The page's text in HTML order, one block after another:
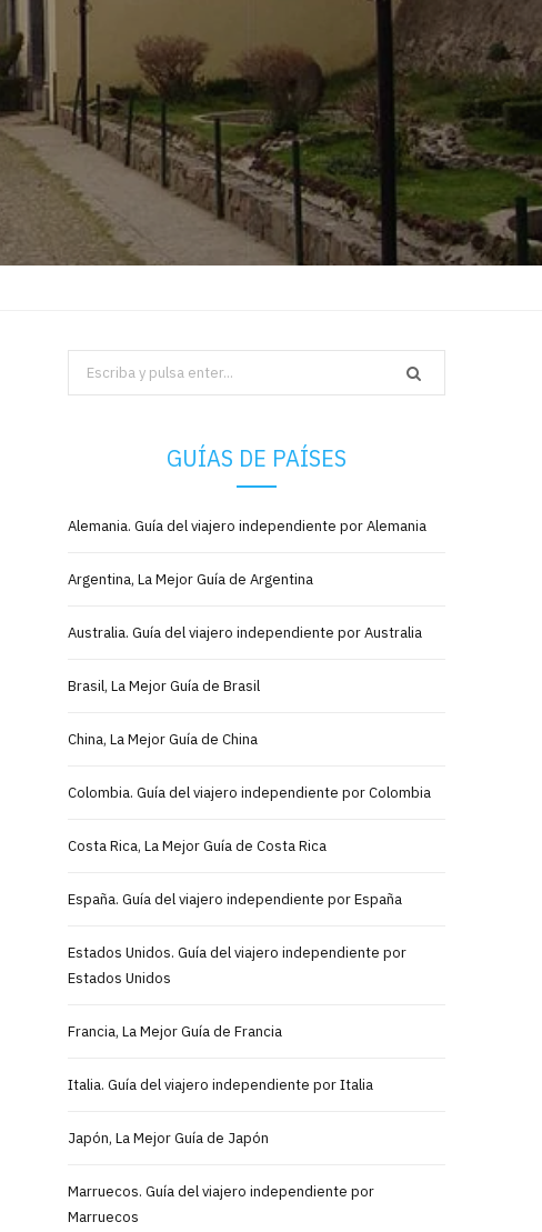
Search
for:
GUÍAS DE PAÍSES
Alemania. Guía del viajero independiente por Alemania
Argentina, La Mejor Guía de Argentina
Australia. Guía del viajero independiente por Australia
Brasil, La Mejor Guía de Brasil
China, La Mejor Guía de China
Colombia. Guía del viajero independiente por Colombia
Costa Rica, La Mejor Guía de Costa Rica
España. Guía del viajero independiente por España
Estados Unidos. Guía del viajero independiente por
Estados Unidos
Francia, La Mejor Guía de Francia
Italia. Guía del viajero independiente por Italia
Japón, La Mejor Guía de Japón
Marruecos. Guía del viajero independiente por
Marruecos